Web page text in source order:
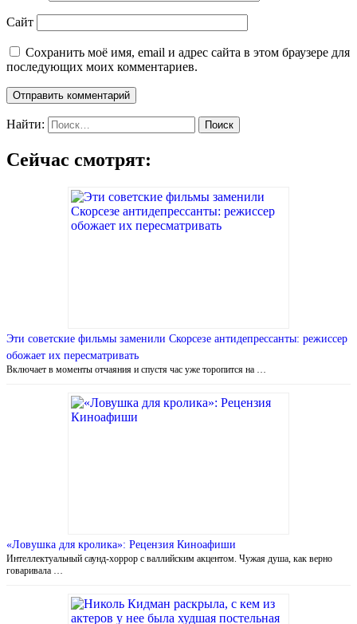
Сайт
Сохранить моё имя, email и адрес сайта в этом браузере для
последующих моих комментариев.
Найти:
Сейчас смотрят:
Эти советские фильмы заменили Скорсезе антидепрессанты: режиссер
обожает их пересматривать
Включает в моменты отчаяния и спустя час уже торопится на …
«Ловушка для кролика»: Рецензия Киноафиши
Интеллектуальный саунд-хоррор с валлийским акцентом. Чужая душа, как верно
говаривала …